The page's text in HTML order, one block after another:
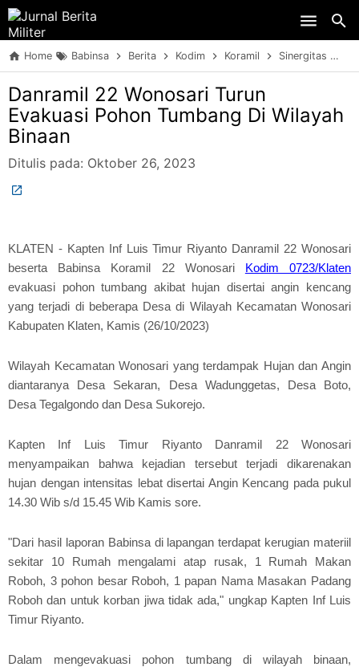
Home Babinsa Berita Kodim Koramil Sinergitas
Danramil 22 Wonosari Turun
Evakuasi Pohon Tumbang Di Wilayah
Binaan
Ditulis pada: Oktober 26, 2023
KLATEN - Kapten Inf Luis Timur Riyanto Danramil 22 Wonosari
beserta Babinsa Koramil 22 Wonosari
Kodim 0723/Klaten
evakuasi pohon tumbang akibat hujan disertai angin kencang
yang terjadi di beberapa Desa di Wilayah Kecamatan Wonosari
Kabupaten Klaten, Kamis (26/10/2023)
Wilayah Kecamatan Wonosari yang terdampak Hujan dan Angin
diantaranya Desa Sekaran, Desa Wadunggetas, Desa Boto,
Desa Tegalgondo dan Desa Sukorejo.
Kapten Inf Luis Timur Riyanto Danramil 22 Wonosari
menyampaikan bahwa kejadian tersebut terjadi dikarenakan
hujan dengan intensitas lebat disertai Angin Kencang pada pukul
14.30 Wib s/d 15.45 Wib Kamis sore.
"Dari hasil laporan Babinsa di lapangan terdapat kerugian materiil
sekitar 10 Rumah mengalami atap rusak, 1 Rumah Makan
Roboh, 3 pohon besar Roboh, 1 papan Nama Masakan Padang
Roboh dan untuk korban jiwa tidak ada," ungkap Kapten Inf Luis
Timur Riyanto.
Dalam mengevakuasi pohon tumbang di wilayah binaan,